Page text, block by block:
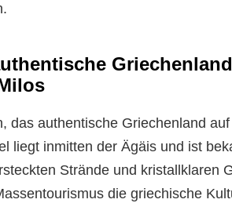
das authentische Griechenland
liegt inmitten der Ägäis und ist
Strände und kristallklaren
die griechische